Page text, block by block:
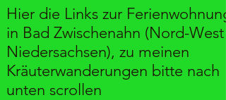
Hier die Links zur Ferienwohnung
in Bad Zwischenahn (Nord-West
Niedersachsen), zu meinen
Kräuterwanderungen bitte nach
unten scrollen